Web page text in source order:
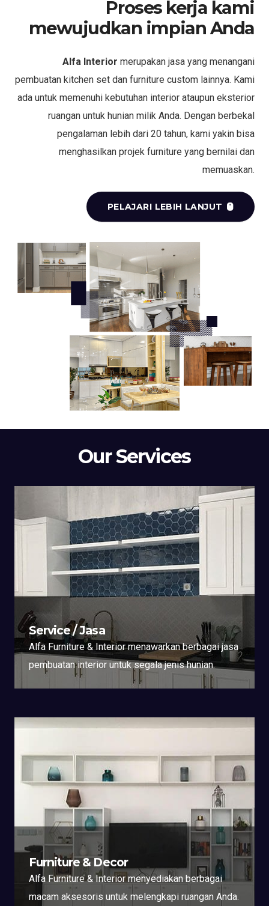
Proses kerja kami
mewujudkan impian Anda
Alfa Interior merupakan jasa yang menangani
pembuatan kitchen set dan furniture custom lainnya. Kami
ada untuk memenuhi kebutuhan interior ataupun eksterior
ruangan untuk hunian milik Anda. Dengan berbekal
pengalaman lebih dari 20 tahun, kami yakin bisa
menghasilkan projek furniture yang bernilai dan
memuaskan.
PELAJARI LEBIH LANJUT
Our Services
Service / Jasa
Alfa Furniture & Interior menawarkan berbagai jasa
pembuatan interior untuk segala jenis hunian.
Furniture & Decor
Alfa Furniture & Interior menyediakan berbagai
macam aksesoris untuk melengkapi ruangan Anda.